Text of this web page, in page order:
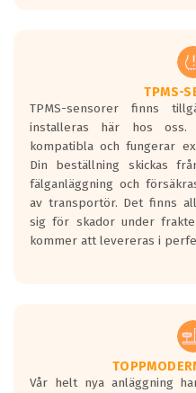
TPMS-
TPMS-sensorer finns
installeras här hos oss.
kompatibla och fungerar
Din beställning skickas
fälganläggning och
av transportör. Det finns
sig för skador under
kommer att levereras i
Vår helt nya anläggning